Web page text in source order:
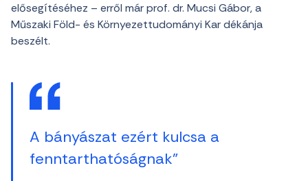
elősegítéséhez – erről már prof. dr. Mucsi Gábor, a
Műszaki Föld- és Környezettudományi Kar dékánja
beszélt.
A bányászat ezért kulcsa a
fenntarthatóságnak”